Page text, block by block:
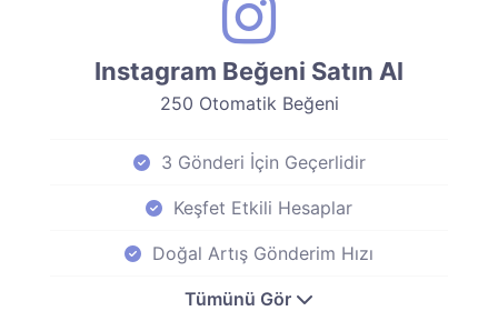
Instagram Beğeni Satın Al
250 Otomatik Beğeni
3 Gönderi İçin Geçerlidir
Keşfet Etkili Hesaplar
Doğal Artış Gönderim Hızı
Tümünü Gör